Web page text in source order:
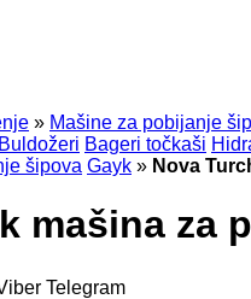
» Mašine za pobijanje
Buldožeri Bageri točkaši
šipova Gayk » Nova
mašina za
Telegram